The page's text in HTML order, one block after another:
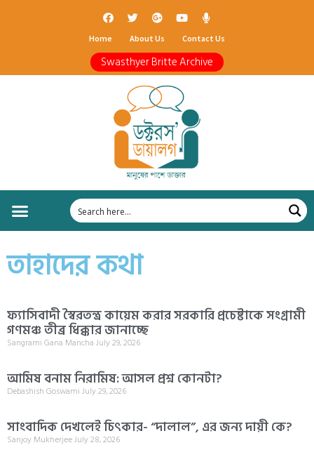
Home About Us Contact Us
Swasthyer Britte Archive
তাহাদের কথা
ফ্যাসিবাদী স্বৈরতন্ত্র কায়েম করার সরকারি প্রচেষ্টাকে সংগ্রামী
গণমঞ্চ তীব্র ধিক্কার জানাচ্ছে
Sangrami Gana Mancha July 29, 2026
আমিষ বনাম নিরামিষ: আসল প্রশ্ন কোনটা?
Debashish Goswami July 29, 2026
সাংবাদিক দেখলেই চিৎকার- “দালাল”, এর জন্য দায়ী কে?
Sanjoy MukherjeeJuly 28, 2026